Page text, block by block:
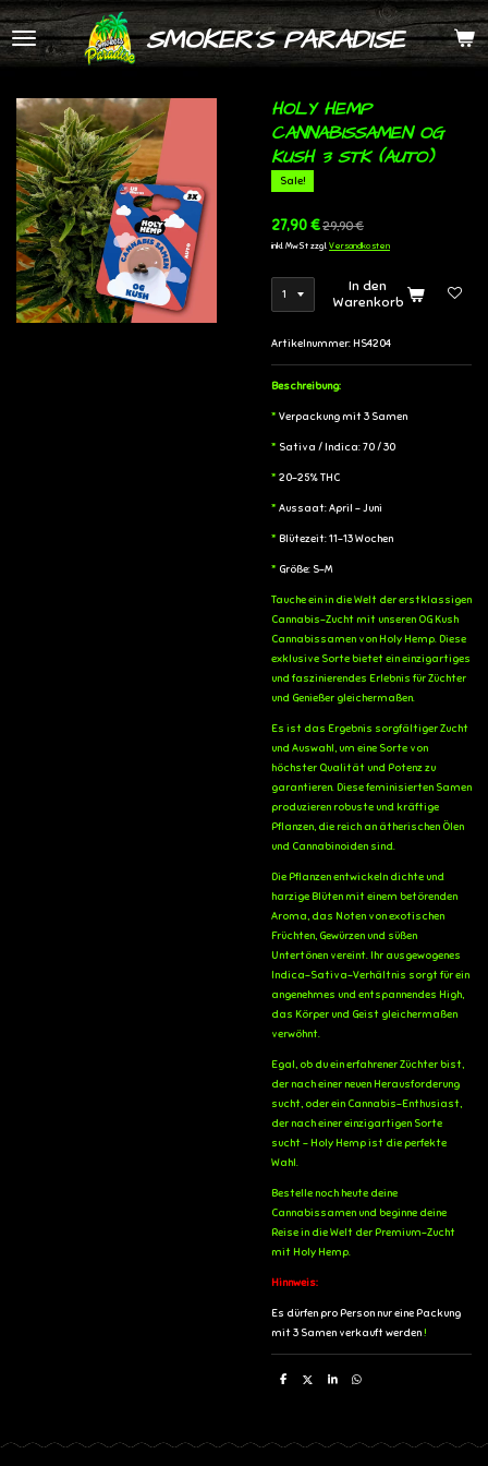
Zum
Hauptinhalt
springen
SMOKER´S PARADISE
HOLY HEMP
CANNABISSAMEN OG
KUSH 3 STK (AUTO)
Sale!
27,90 €29,90 €
inkl. MwSt zzgl. Versandkosten
In den
Warenkorb
Artikelnummer:HS4204
Beschreibung:
* Verpackung mit 3 Samen
* Sativa / Indica: 70 / 30
* 20-25% THC
* Aussaat: April - Juni
* Blütezeit: 11-13 Wochen
* Größe: S-M
Tauche ein in die Welt der erstklassigen
Cannabis-Zucht mit unseren OG Kush
Cannabissamen von Holy Hemp. Diese
exklusive Sorte bietet ein einzigartiges
und faszinierendes Erlebnis für Züchter
und Genießer gleichermaßen.
Es ist das Ergebnis sorgfältiger Zucht
und Auswahl, um eine Sorte von
höchster Qualität und Potenz zu
garantieren. Diese feminisierten Samen
produzieren robuste und kräftige
Pflanzen, die reich an ätherischen Ölen
und Cannabinoiden sind.
Die Pflanzen entwickeln dichte und
harzige Blüten mit einem betörenden
Aroma, das Noten von exotischen
Früchten, Gewürzen und süßen
Untertönen vereint. Ihr ausgewogenes
Indica-Sativa-Verhältnis sorgt für ein
angenehmes und entspannendes High,
das Körper und Geist gleichermaßen
verwöhnt.
Egal, ob du ein erfahrener Züchter bist,
der nach einer neuen Herausforderung
sucht, oder ein Cannabis-Enthusiast,
der nach einer einzigartigen Sorte
sucht - Holy Hemp ist die perfekte
Wahl.
Bestelle noch heute deine
Cannabissamen und beginne deine
Reise in die Welt der Premium-Zucht
mit Holy Hemp.
Hinnweis:
Es dürfen pro Person nur eine Packung
mit 3 Samen verkauft werden!
T
T
T
T